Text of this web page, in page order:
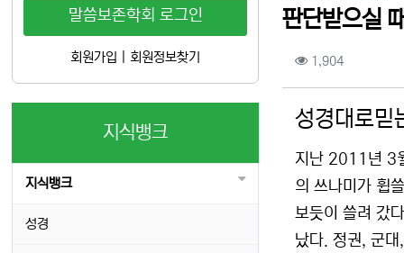
판단받으실
컨텐츠 정보
1,904조회
성경대로믿
지난 2011년 3
의 쓰나미가 휩
보듯이 쓸려 갔
났다. 정권, 군
말씀보존학회 로그인
회원가입 회원정보찾기
지식뱅크
지식뱅크
성경